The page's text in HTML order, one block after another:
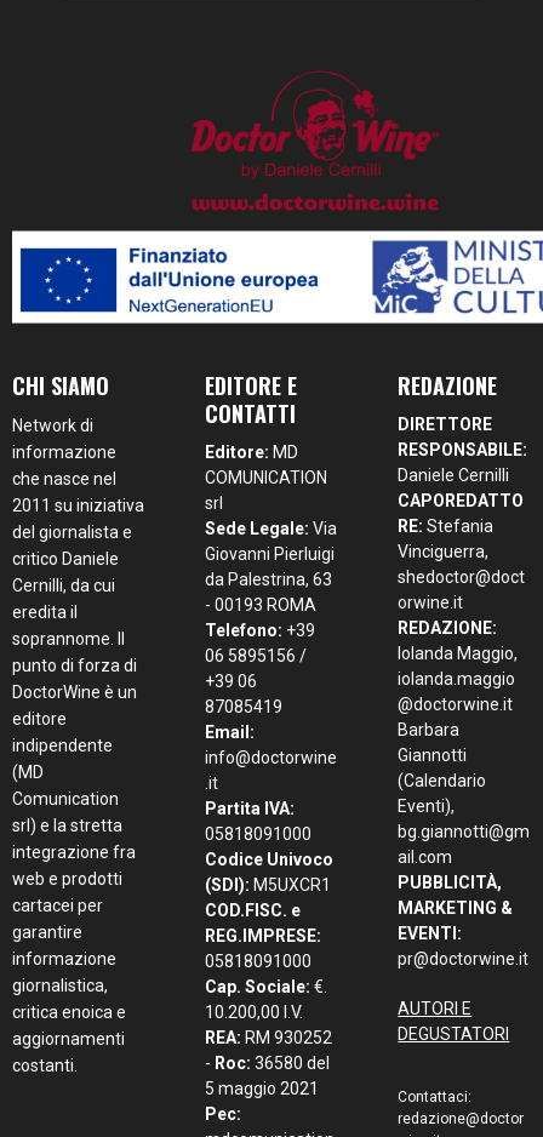
CHI SIAMO
Network di
informazione
che nasce nel
2011 su iniziativa
del giornalista e
critico Daniele
Cernilli, da cui
eredita il
soprannome. Il
punto di forza di
DoctorWine è un
editore
indipendente
(MD
Comunication
srl) e la stretta
integrazione fra
web e prodotti
cartacei per
garantire
informazione
giornalistica,
critica enoica e
aggiornamenti
costanti.
EDITORE E
CONTATTI
Editore: MD
COMUNICATION
srl
Sede Legale: Via
Giovanni Pierluigi
da Palestrina, 63
- 00193 ROMA
Telefono: +39
06 5895156 /
+39 06
87085419
Email:
info@doctorwine
.it
Partita IVA:
05818091000
Codice Univoco
(SDI): M5UXCR1
COD.FISC. e
REG.IMPRESE:
05818091000
Cap. Sociale: €.
10.200,00 I.V.
REA: RM 930252
- Roc: 36580 del
5 maggio 2021
Pec:
REDAZIONE
DIRETTORE
RESPONSABILE:
Daniele Cernilli
CAPOREDATTO
RE: Stefania
Vinciguerra,
shedoctor@doct
orwine.it
REDAZIONE:
Iolanda Maggio,
iolanda.maggio
@doctorwine.it
Barbara
Giannotti
(Calendario
Eventi),
bg.giannotti@gm
ail.com
PUBBLICITÀ,
MARKETING &
EVENTI:
pr@doctorwine.it
AUTORI E
DEGUSTATORI
Contattaci:
redazione@doctor